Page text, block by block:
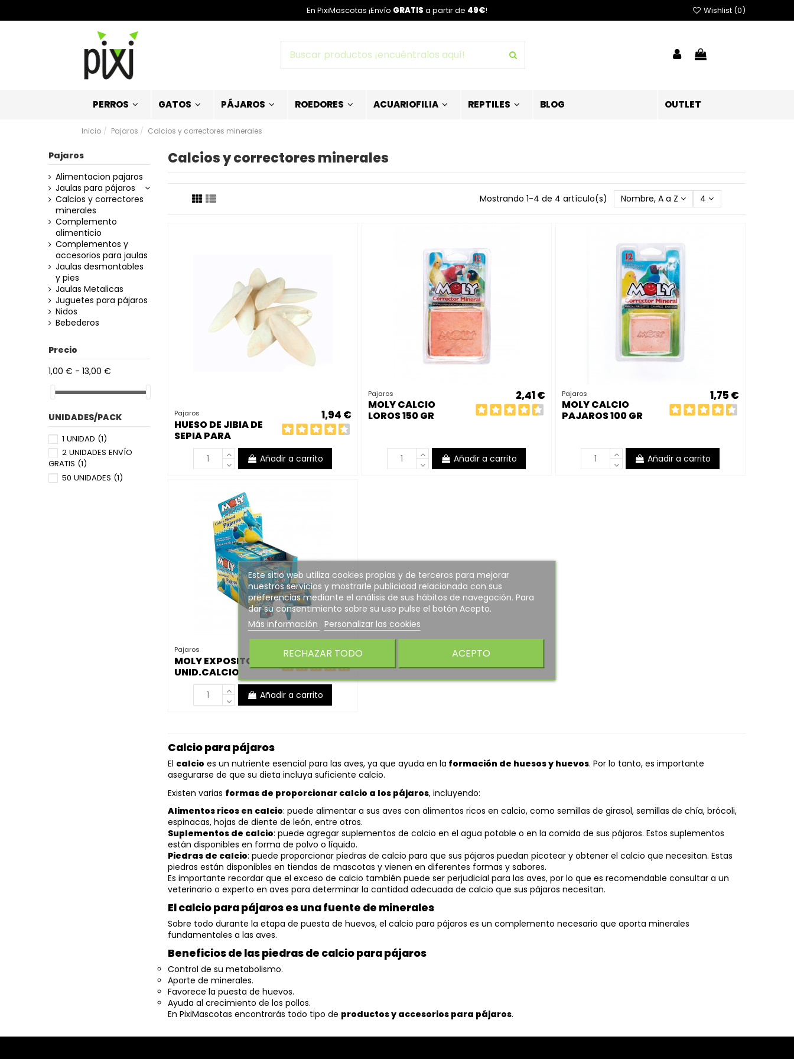
En PixiMascotas ¡Envío GRATIS a partir de 49€! Wishlist (0)
PERROS GATOS PÁJAROS ROEDORES ACUARIOFILIA REPTILES BLOG OUTLET
Inicio Pajaros Calcios y correctores minerales
Calcios y correctores minerales
Mostrando 1-4 de 4 artículo(s) Nombre, A a Z 4
Pajaros
HUESO DE JIBIA DE
SEPIA PARA
PÁJAROS
1,94 €
Añadir a carrito
Pajaros
MOLY CALCIO
LOROS 150 GR
2,41 €
Añadir a carrito
Pajaros
MOLY CALCIO
PAJAROS 100 GR
1,75 €
Añadir a carrito
Pajaros
MOLY EXPOSITOR 30
UNID.CALCIO
PAJAROS
13,30 €
Añadir a carrito
Calcio para pájaros
El calcio es un nutriente esencial para las aves, ya que ayuda en la formación de huesos y huevos. Por lo tanto, es importante
asegurarse de que su dieta incluya suficiente calcio.
Existen varias formas de proporcionar calcio a los pájaros, incluyendo:
Alimentos ricos en calcio: puede alimentar a sus aves con alimentos ricos en calcio, como semillas de girasol, semillas de chía, brócoli,
espinacas, hojas de diente de león, entre otros.
Suplementos de calcio: puede agregar suplementos de calcio en el agua potable o en la comida de sus pájaros. Estos suplementos
están disponibles en forma de polvo o líquido.
Piedras de calcio: puede proporcionar piedras de calcio para que sus pájaros puedan picotear y obtener el calcio que necesitan. Estas
piedras están disponibles en tiendas de mascotas y vienen en diferentes formas y sabores.
Es importante recordar que el exceso de calcio también puede ser perjudicial para las aves, por lo que es recomendable consultar a un
veterinario o experto en aves para determinar la cantidad adecuada de calcio que sus pájaros necesitan.
El calcio para pájaros es una fuente de minerales
Sobre todo durante la etapa de puesta de huevos, el calcio para pájaros es un complemento necesario que aporta minerales
fundamentales a las aves.
Beneficios de las piedras de calcio para pájaros
Control de su metabolismo.
Aporte de minerales.
Favorece la puesta de huevos.
Ayuda al crecimiento de los pollos.
En PixiMascotas encontrarás todo tipo de productos y accesorios para pájaros.
Pajaros
Alimentacion pajaros
Jaulas para pájaros
Calcios y correctores
minerales
Complemento
alimenticio
Complementos y
accesorios para jaulas
Jaulas desmontables
y pies
Jaulas Metalicas
Juguetes para pájaros
Nidos
Bebederos
Precio
1,00 € - 13,00 €
UNIDADES/PACK
1 UNIDAD (1)
2 UNIDADES ENVÍO
GRATIS (1)
50 UNIDADES (1)
Este sitio web utiliza cookies propias y de terceros para mejorar
nuestros servicios y mostrarle publicidad relacionada con sus
preferencias mediante el análisis de sus hábitos de navegación. Para
dar su consentimiento sobre su uso pulse el botón Acepto.
Más información
Personalizar las cookies
RECHAZAR TODO ACEPTO